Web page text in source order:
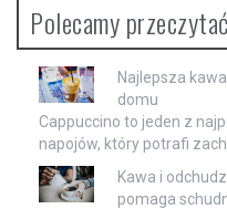
Polecamy przeczytać
Najlepsza
domu
Cappuccino to jeden z
napojów, który potrafi
Kawa i
pomaga